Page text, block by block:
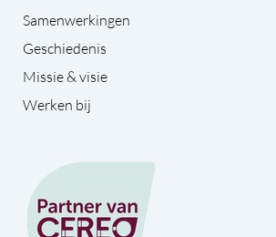
Samenwerkingen
Geschiedenis
Missie & visie
Werken bij